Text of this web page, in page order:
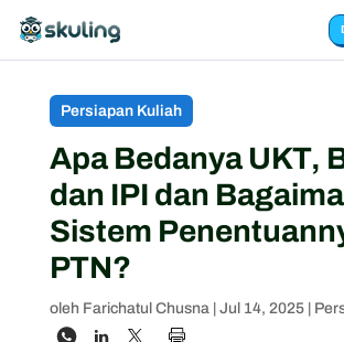
Persiapan Kuliah
Apa Bedanya UKT,
dan IPI dan
Sistem
PTN?
oleh Farichatul Chusna| Jul 14, 2025|